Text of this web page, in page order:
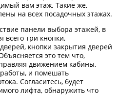
вам этаж. Такие же,
на всех посадочных этажах.
панели выбора этажей, в
всего три кнопки,
кнопки закрытия дверей
это тем что,
движением кабины,
и помешать
Согласитесь, будет
лифта, обнаружить что